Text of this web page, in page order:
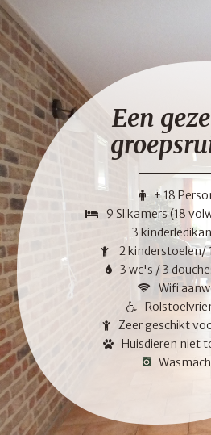
Een
± 18
9 Sl.kamers (18
3
2 kinderstoelen/
3 wc's / 3
Wifi
Zeer geschikt
Huisdieren niet